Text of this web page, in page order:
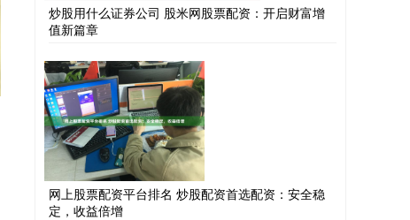
炒股用什么证券公司 股米网股票配资：开启财富增
值新篇章
网上股票配资平台排名 炒股配资首选配资：安全稳
定，收益倍增